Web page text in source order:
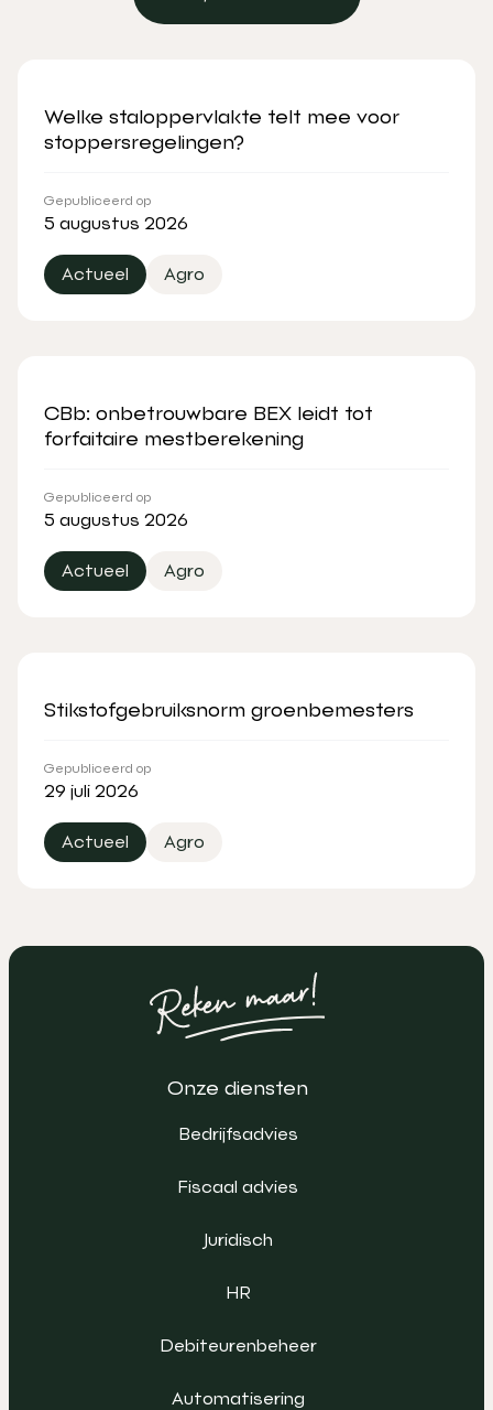
Welke staloppervlakte telt mee voor
stoppersregelingen?
Gepubliceerd op
5 augustus 2026
Actueel Agro
CBb: onbetrouwbare BEX leidt tot
forfaitaire mestberekening
Gepubliceerd op
5 augustus 2026
Actueel Agro
Stikstofgebruiksnorm groenbemesters
Gepubliceerd op
29 juli 2026
Actueel Agro
Onze diensten
Bedrijfsadvies
Fiscaal advies
Juridisch
HR
Debiteurenbeheer
Automatisering